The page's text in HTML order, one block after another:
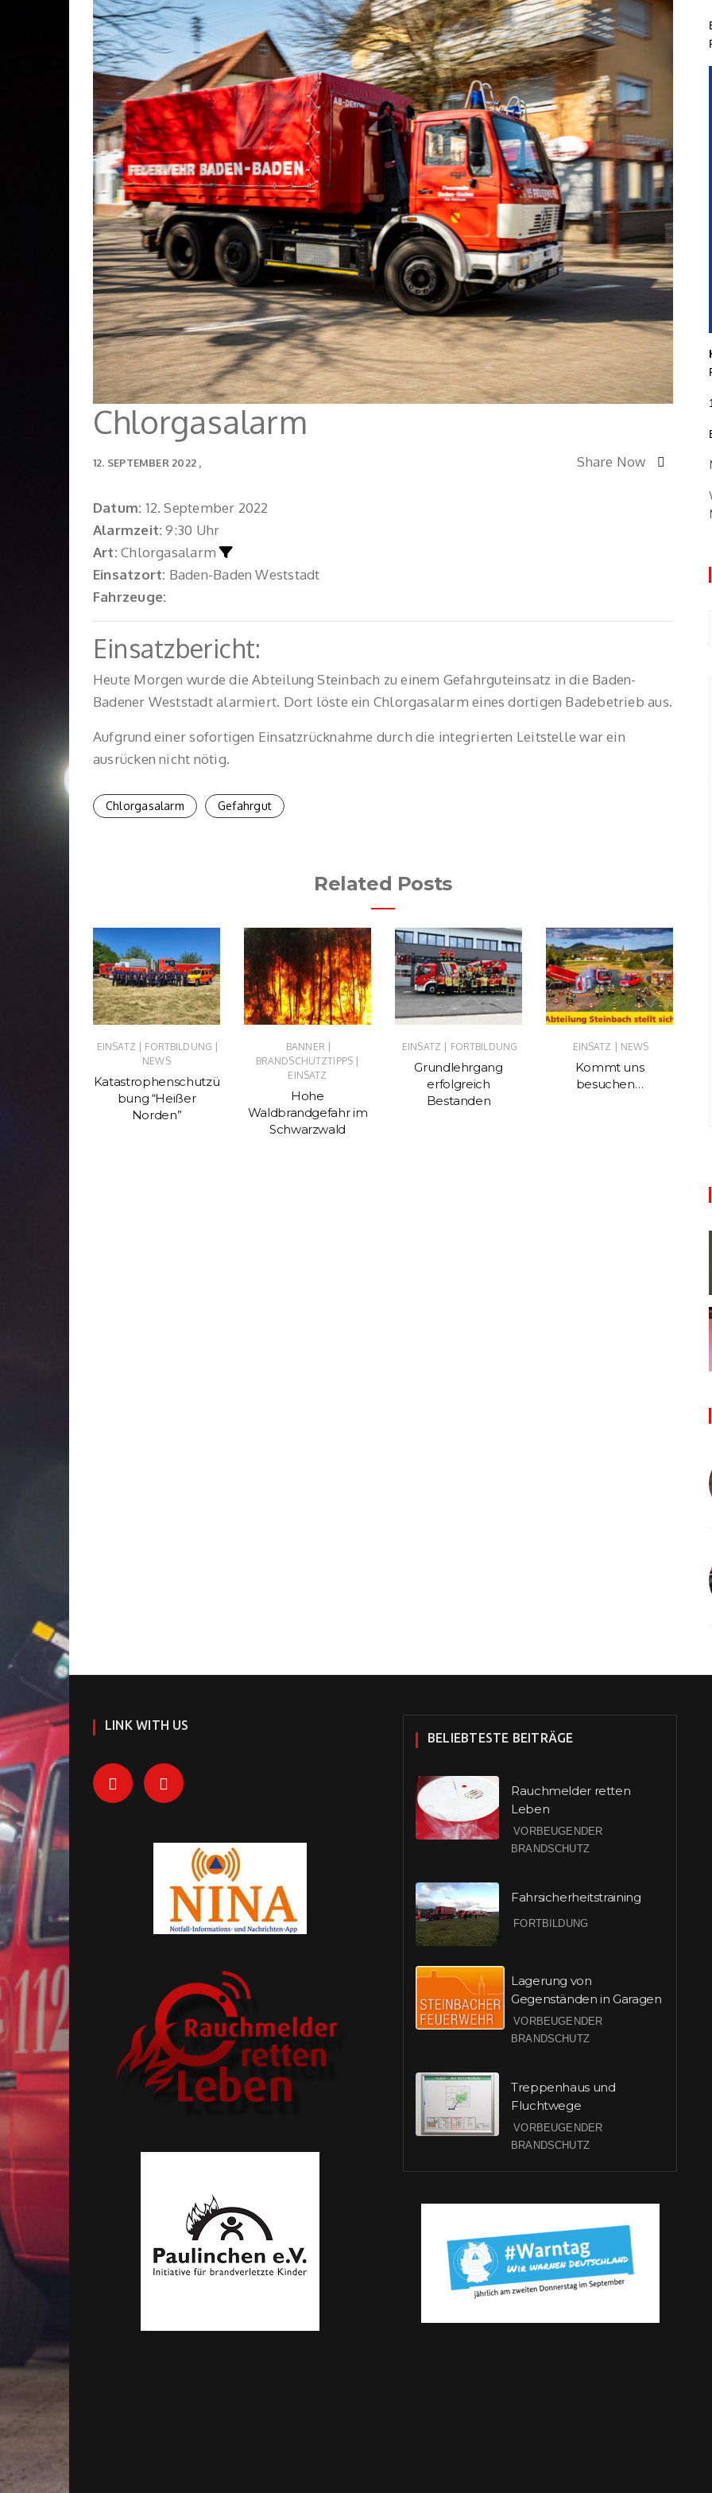
Planspiel
Führungsgruppe
Führungsassistent
Einsatzabschnittsleiter
Geschichtliches
Löschgeräte der
Steinbacher Feuerwehr
Stadt Steinbach
Kommandanten
Ehrenkommandant
Mitgliederwerbung
Entdecke Eine Neue
Faszinierende Welt In
Steinbach
Voraussetzungen
Kindergruppe
Jugendgruppe Aktivitäten &
Aus- &
Chlorgasalarm
12. SEPTEMBER 2022 Share Now
Datum: 12. September 2022
Alarmzeit:9:30 Uhr
Art:Chlorgasalarm
Einsatzort: Baden-Baden Weststadt
Fahrzeuge:
Einsatzbericht:
Heute Morgen wurde die Abteilung Steinbach zu einem Gefahrguteinsatz in die Baden-
Badener Weststadt alarmiert. Dort löste ein Chlorgasalarm eines dortigen Badebetrieb aus.
Aufgrund einer sofortigen Einsatzrücknahme durch die integrierten Leitstelle war ein
ausrücken nicht nötig.
Chlorgasalarm Gefahrgut
Related Posts
EINSATZ | FORTBILDUNG |
NEWS
Katastrophenschutzü
bung “Heißer
Norden”
BANNER |
BRANDSCHUTZTIPPS |
EINSATZ
Hohe
Waldbrandgefahr im
Schwarzwald
EINSATZ | FORTBILDUNG
Grundlehrgang
erfolgreich
Bestanden
EINSATZ | NEWS
Kommt uns
besuchen…
LINK WITH US
BELIEBTESTE BEITRÄGE
Rauchmelder retten
Leben
VORBEUGENDER
BRANDSCHUTZ
Fahrsicherheitstraining
FORTBILDUNG
Lagerung von
Gegenständen in Garagen
VORBEUGENDER
BRANDSCHUTZ
Treppenhaus und
Fluchtwege
VORBEUGENDER
BRANDSCHUTZ